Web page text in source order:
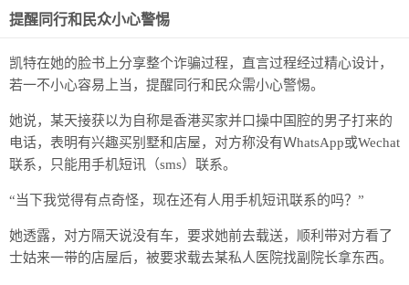
提醒同行和民众小心警惕
凯特在她的脸书上分享整个诈骗过程，直言过程经过精心设计，
若一不小心容易上当，提醒同行和民众需小心警惕。
她说，某天接获以为自称是香港买家并口操中国腔的男子打来的
电话，表明有兴趣买别墅和店屋，对方称没有ＷhatsApp或Wechat
联系，只能用手机短讯（sms）联系。
“当下我觉得有点奇怪，现在还有人用手机短讯联系的吗？”
她透露，对方隔天说没有车，要求她前去载送，顺利带对方看了
士姑来一带的店屋后，被要求载去某私人医院找副院长拿东西。